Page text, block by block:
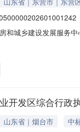
和城乡建设发展服务
限公司
开发区综合行政
山东省｜烟台市
中